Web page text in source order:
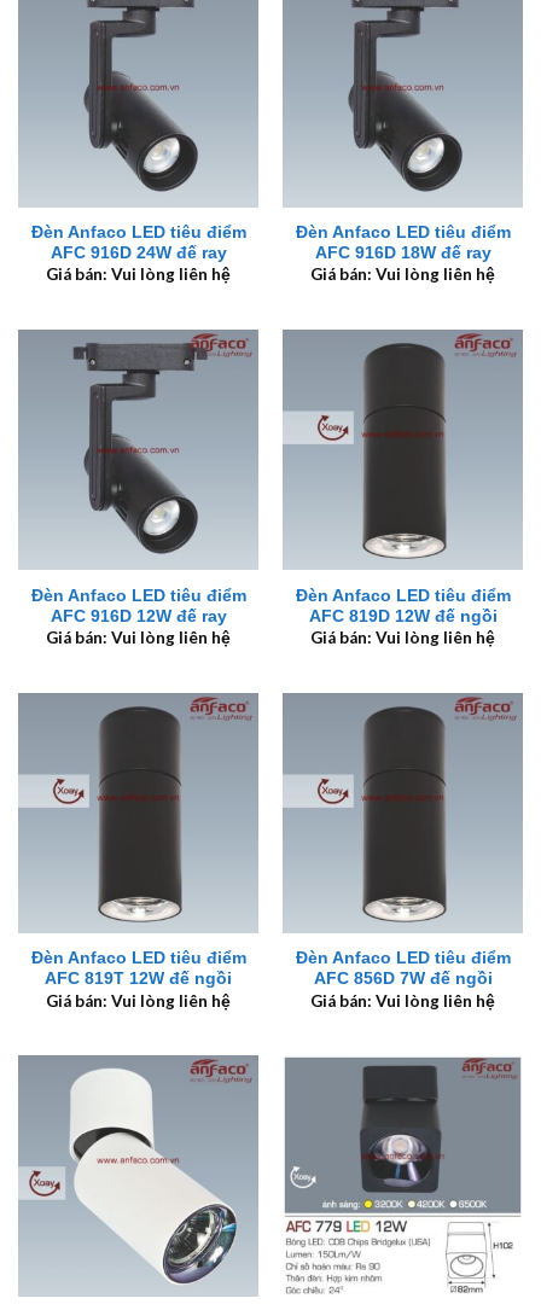
Đèn Anfaco LED tiêu điểm
AFC 916D 24W đế ray
Giá bán: Vui lòng liên hệ
Đèn Anfaco LED tiêu điểm
AFC 916D 18W đế ray
Giá bán: Vui lòng liên hệ
Đèn Anfaco LED tiêu điểm
AFC 916D 12W đế ray
Giá bán: Vui lòng liên hệ
Đèn Anfaco LED tiêu điểm
AFC 819D 12W đế ngồi
Giá bán: Vui lòng liên hệ
Đèn Anfaco LED tiêu điểm
AFC 819T 12W đế ngồi
Giá bán: Vui lòng liên hệ
Đèn Anfaco LED tiêu điểm
AFC 856D 7W đế ngồi
Giá bán: Vui lòng liên hệ